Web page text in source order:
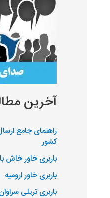
آخرین
راهنمای جامع
کشور
باربری خاور خاش
باربری خاور ارومیه
باربری تریلی